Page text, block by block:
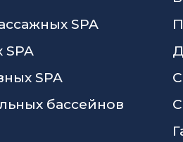
SPA
SPA
SPA
бассейнов